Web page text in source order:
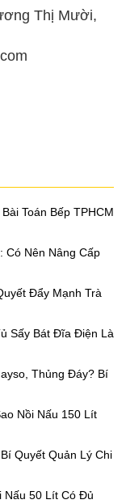
Thị Mười,
Toán Bếp TPHCM
Có Nên Nâng Cấp
Đẩy Mạnh Trà
Sấy Bát Đĩa Điện Là
Thủng Đáy? Bí
Nồi Nấu 150 Lít
Quyết Quản Lý Chi
Nấu 50 Lít Có Đủ